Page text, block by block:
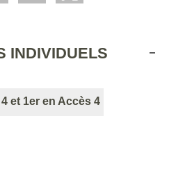
INDIVIDUELS
4 et 1er en Accès 4